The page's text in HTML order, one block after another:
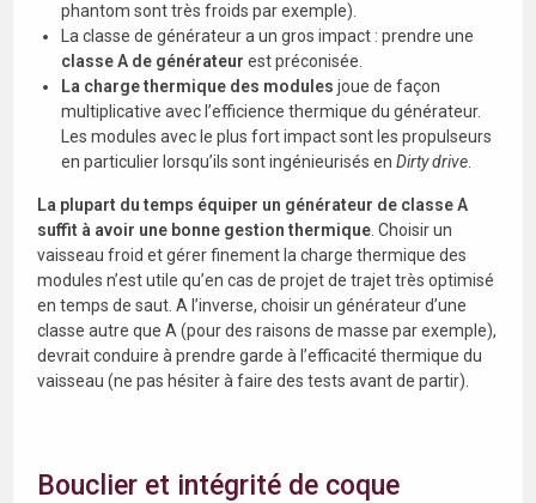
phantom sont très froids par exemple).
La classe de générateur a un gros impact : prendre une
classe A de générateur est préconisée.
La charge thermique des modules joue de façon
multiplicative avec l’efficience thermique du générateur.
Les modules avec le plus fort impact sont les propulseurs
en particulier lorsqu’ils sont ingénieurisés enDirty drive
La plupart du temps équiper un générateur de classe A
suffit à avoir une bonne gestion thermique . Choisir un
vaisseau froid et gérer finement la charge thermique des
modules n’est utile qu’en cas de projet de trajet très optimisé
en temps de saut. A l’inverse, choisir un générateur d’une
classe autre que A (pour des raisons de masse par exemple),
devrait conduire à prendre garde à l’efficacité thermique du
vaisseau (ne pas hésiter à faire des tests avant de partir).
Bouclier et intégrité de coque